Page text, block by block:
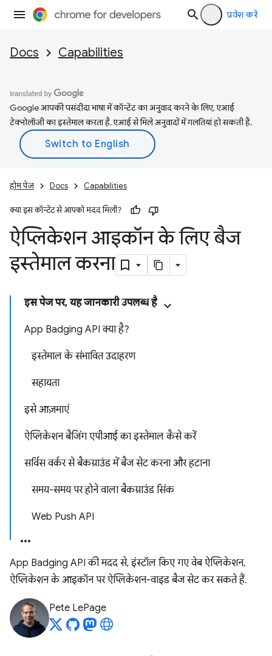
प्रवेश करें
Docs Capabilities
Google आपकी पसंदीदा भाषा में कॉन्टेंट का अनुवाद करने के लिए, एआई
टेक्नोलॉजी का इस्तेमाल करता है. एआई से मिले अनुवादों में गलतियां हो सकती हैं.
होम पेज Docs Capabilities
क्या इस कॉन्टेंट से आपको मदद मिली?
ऐप्लिकेशन आइकॉन के लिए बैज
इस्तेमाल करना
इस पेज पर, यह जानकारी उपलब्ध है
App Badging API क्या है?
इस्तेमाल के संभावित उदाहरण
सहायता
इसे आज़माएं
ऐप्लिकेशन बैजिंग एपीआई का इस्तेमाल कैसे करें
सर्विस वर्कर से बैकग्राउंड में बैज सेट करना और हटाना
समय-समय पर होने वाला बैकग्राउंड सिंक
Web Push API
App Badging API की मदद से, इंस्टॉल किए गए वेब ऐप्लिकेशन,
ऐप्लिकेशन के आइकॉन पर ऐप्लिकेशन-वाइड बैज सेट कर सकते हैं.
Pete LePage